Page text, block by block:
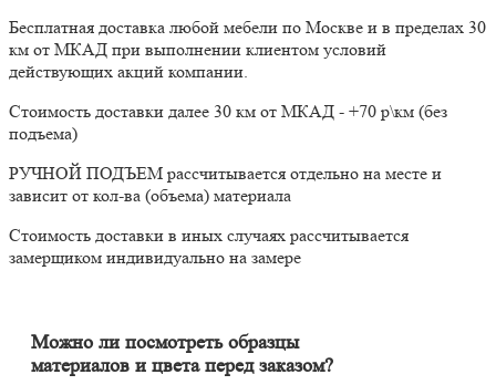
Бесплатная доставка любой мебели по Москве и в пределах 30
км от МКАД при выполнении клиентом условий
действующих акций компании.
Стоимость доставки далее 30 км от МКАД - +70 р\км (без
подъема)
РУЧНОЙ ПОДЪЕМ рассчитывается отдельно на месте и
зависит от кол-ва (объема) материала
Стоимость доставки в иных случаях рассчитывается
замерщиком индивидуально на замере
Можно ли посмотреть образцы
материалов и цвета перед заказом?